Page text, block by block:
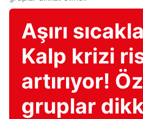
Aşırı
Kalp krizi
artırıyor!
gruplar